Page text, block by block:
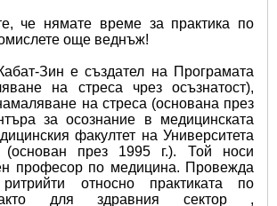
че нямате време за практика по
още веднъж!
Зин е създател на Програмата
на стреса чрез осъзнатост),
на стреса (основана през
за осознание в медицинската
факултет на Университета
(основан през 1995 г.). Той носи
професор по медицина. Провежда
относно практиката по
для здравния сектор ,